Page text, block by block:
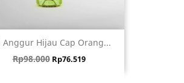
Anggur Hijau Cap Orang...
Harga biasa
Rp98.000 Harga
Rp76.519